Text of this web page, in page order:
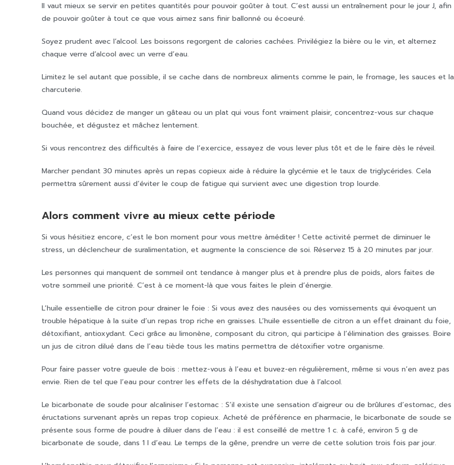
Il vaut mieux se servir en petites quantités pour pouvoir goûter à tout. C’est aussi un entraînement pour le jour J, afin
de pouvoir goûter à tout ce que vous aimez sans finir ballonné ou écoeuré.
Soyez prudent avec l’alcool. Les boissons regorgent de calories cachées. Privilégiez la bière ou le vin, et alternez
chaque verre d’alcool avec un verre d’eau.
Limitez le sel autant que possible, il se cache dans de nombreux aliments comme le pain, le fromage, les sauces et la
charcuterie.
Quand vous décidez de manger un gâteau ou un plat qui vous font vraiment plaisir, concentrez-vous sur chaque
bouchée, et dégustez et mâchez lentement.
Si vous rencontrez des difficultés à faire de l’exercice, essayez de vous lever plus tôt et de le faire dès le réveil.
Marcher pendant 30 minutes après un repas copieux aide à réduire la glycémie et le taux de triglycérides. Cela
permettra sûrement aussi d’éviter le coup de fatigue qui survient avec une digestion trop lourde.
Alors comment vivre au mieux cette période
Si vous hésitiez encore, c’est le bon moment pour vous mettre àméditer ! Cette activité permet de diminuer le
stress, un déclencheur de suralimentation, et augmente la conscience de soi. Réservez 15 à 20 minutes par jour.
Les personnes qui manquent de sommeil ont tendance à manger plus et à prendre plus de poids, alors faites de
votre sommeil une priorité. C’est à ce moment-là que vous faites le plein d’énergie.
L’huile essentielle de citron pour drainer le foie : Si vous avez des nausées ou des vomissements qui évoquent un
trouble hépatique à la suite d’un repas trop riche en graisses. L’huile essentielle de citron a un effet drainant du foie,
détoxifiant, antioxydant. Ceci grâce au limonène, composant du citron, qui participe à l’élimination des graisses. Boire
un jus de citron dilué dans de l’eau tiède tous les matins permettra de détoxifier votre organisme.
Pour faire passer votre gueule de bois : mettez-vous à l’eau et buvez-en régulièrement, même si vous n’en avez pas
envie. Rien de tel que l’eau pour contrer les effets de la déshydratation due à l’alcool.
Le bicarbonate de soude pour alcaliniser l’estomac : S’il existe une sensation d’aigreur ou de brûlures d’estomac, des
éructations survenant après un repas trop copieux. Acheté de préférence en pharmacie, le bicarbonate de soude se
présente sous forme de poudre à diluer dans de l’eau : il est conseillé de mettre 1 c. à café, environ 5 g de
bicarbonate de soude, dans 1 l d’eau. Le temps de la gêne, prendre un verre de cette solution trois fois par jour.